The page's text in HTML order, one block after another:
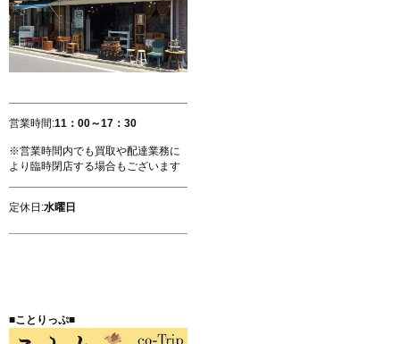
営業時間:11：00～17：30
※営業時間内でも買取や配達業務に
より臨時閉店する場合もございます
定休日:水曜日
■ことりっぷ■